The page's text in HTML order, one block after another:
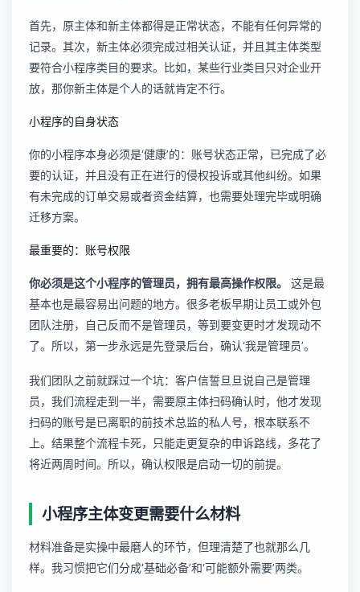
首先，原主体和新主体都得是正常状态，不能有任何异常的
记录。其次，新主体必须完成过相关认证，并且其主体类型
要符合小程序类目的要求。比如，某些行业类目只对企业开
放，那你新主体是个人的话就肯定不行。
小程序的自身状态
你的小程序本身必须是‘健康’的：账号状态正常，已完成了必
要的认证，并且没有正在进行的侵权投诉或其他纠纷。如果
有未完成的订单交易或者资金结算，也需要处理完毕或明确
迁移方案。
最重要的：账号权限
你必须是这个小程序的管理员，拥有最高操作权限。
这是最
基本也是最容易出问题的地方。很多老板早期让员工或外包
团队注册，自己反而不是管理员，等到要变更时才发现动不
了。所以，第一步永远是先登录后台，确认‘我是管理员’。
我们团队之前就踩过一个坑：客户信誓旦旦说自己是管理
员，我们流程走到一半，需要原主体扫码确认时，他才发现
扫码的账号是已离职的前技术总监的私人号，根本联系不
上。结果整个流程卡死，只能走更复杂的申诉路线，多花了
将近两周时间。所以，确认权限是启动一切的前提。
小程序主体变更需要什么材料
材料准备是实操中最磨人的环节，但理清楚了也就那么几
样。我习惯把它们分成‘基础必备’和‘可能额外需要’两类。